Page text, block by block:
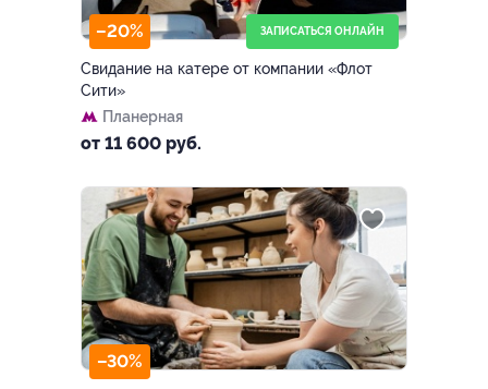
–20% ЗАПИСАТЬСЯ ОНЛАЙН
Свидание на катере от компании «Флот
Сити»
Планерная
от 11 600 руб.
–30%